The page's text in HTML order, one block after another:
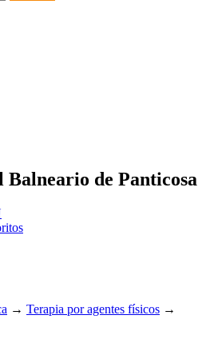
Balneario de Panticosa
→ Terapia por agentes físicos →